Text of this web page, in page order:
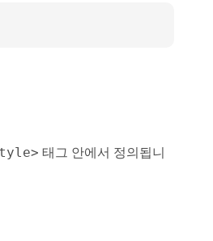
태그 안에서 정의됩니